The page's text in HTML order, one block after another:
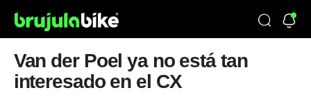
Van der Poel ya no está tan
interesado en el CX